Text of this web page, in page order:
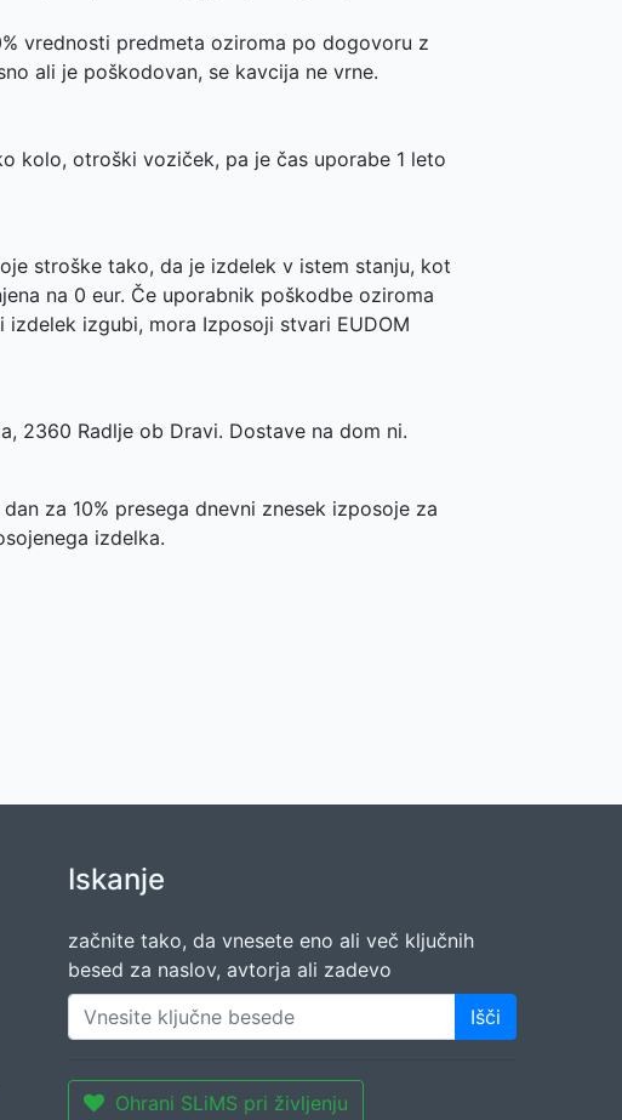
vrednosti predmeta oziroma po dogovoru z
ali je poškodovan, se kavcija ne vrne.
kolo, otroški voziček, pa je čas uporabe 1 leto
stroške tako, da je izdelek v istem stanju, kot
na 0 eur. Če uporabnik poškodbe oziroma
izgubi, mora Izposoji stvari EUDOM
2360 Radlje ob Dravi. Dostave na dom ni.
za 10% presega dnevni znesek izposoje za
izdelka.
Iskanje
začnite tako, da vnesete eno ali več ključnih
besed za naslov, avtorja ali zadevo
Išči
Ohrani SLiMS pri življenju